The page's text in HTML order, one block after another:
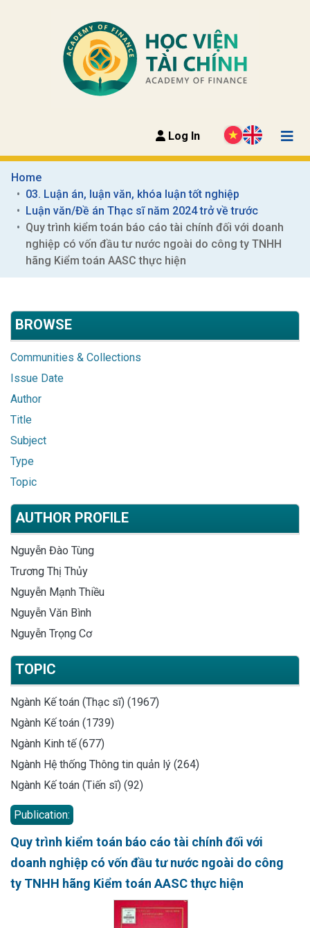
Log In
Home
03. Luận án, luận văn, khóa luận tốt nghiệp
Luận văn/Đề án Thạc sĩ năm 2024 trở về trước
Quy trình kiểm toán báo cáo tài chính đối với doanh
nghiệp có vốn đầu tư nước ngoài do công ty TNHH
hãng Kiểm toán AASC thực hiện
BROWSE
Communities & Collections
Issue Date
Author
Title
Subject
Type
Topic
AUTHOR PROFILE
Nguyễn Đào Tùng
Trương Thị Thủy
Nguyễn Mạnh Thiều
Nguyễn Văn Bình
Nguyễn Trọng Cơ
TOPIC
Ngành Kế toán (Thạc sĩ) (1967)
Ngành Kế toán (1739)
Ngành Kinh tế (677)
Ngành Hệ thống Thông tin quản lý (264)
Ngành Kế toán (Tiến sĩ) (92)
Publication:
Quy trình kiểm toán báo cáo tài chính đối với
doanh nghiệp có vốn đầu tư nước ngoài do công
ty TNHH hãng Kiểm toán AASC thực hiện